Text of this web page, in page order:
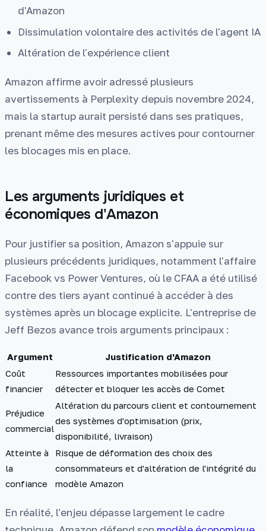
d'Amazon
Dissimulation volontaire des activités de l'agent IA
Altération de l'expérience client
Amazon affirme avoir adressé plusieurs
avertissements à Perplexity depuis novembre 2024,
mais la startup aurait persisté dans ses pratiques,
prenant même des mesures actives pour contourner
les blocages mis en place.
Les arguments juridiques et
économiques d'Amazon
Pour justifier sa position, Amazon s'appuie sur
plusieurs précédents juridiques, notamment l'affaire
Facebook vs Power Ventures, où le CFAA a été utilisé
contre des tiers ayant continué à accéder à des
systèmes après un blocage explicite. L'entreprise de
Jeff Bezos avance trois arguments principaux :
Argument
Justification d'Amazon
Coût
financier
Ressources importantes mobilisées pour
détecter et bloquer les accès de Comet
Préjudice
commercial
Altération du parcours client et contournement
des systèmes d'optimisation (prix,
disponibilité, livraison)
Atteinte à
la
confiance
Risque de déformation des choix des
consommateurs et d'altération de l'intégrité du
modèle Amazon
En réalité, l'enjeu dépasse largement le cadre